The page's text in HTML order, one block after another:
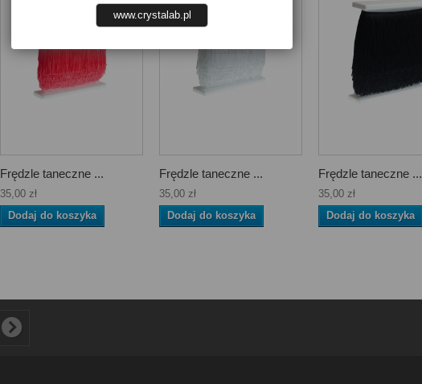
Frędzle taneczne ...
35,00 zł
Dodaj do koszyka
Frędzle taneczne ...
35,00 zł
Dodaj do koszyka
Frędzle taneczne ...
35,00 zł
Dodaj do koszyka
www.crystalab.pl